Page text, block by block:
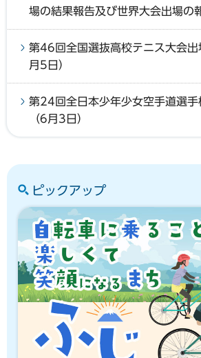
場の結果報告及び世界大会出場の
第46回全国選抜高校テニス大会
月5日）
第24回全日本少年少女空手道選手
（6月3日）
ピックアップ